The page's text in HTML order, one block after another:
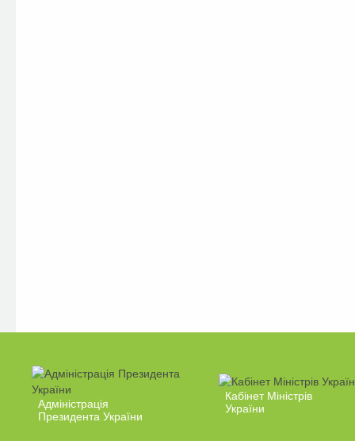
Адміністрація
Президента України
Кабінет Міністрів
України